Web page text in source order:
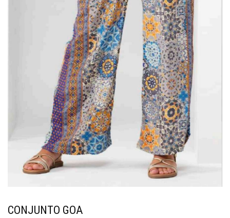
CONJUNTO GOA